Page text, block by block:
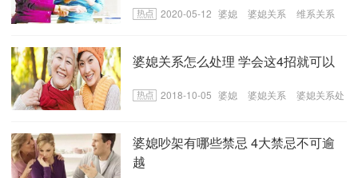
2020-05-12 婆媳 婆媳关系 维系关系
婆媳关系怎么处理 学会这4招就可以
2018-10-05 婆媳 婆媳关系
婆媳关系处
婆媳吵架有哪些禁忌 4大禁忌不可逾
越